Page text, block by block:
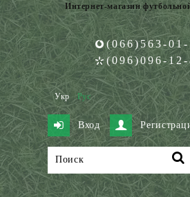
Интернет-магазин
(066)563-01-
(096)096-
Укр Рус
Вход